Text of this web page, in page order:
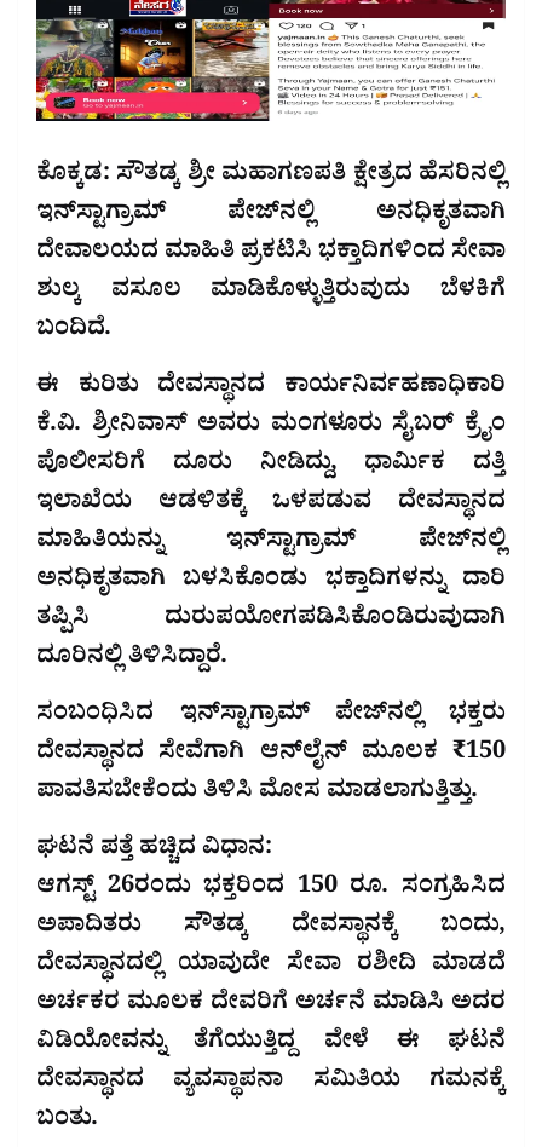
ಕೊಕ್ಕಡ: ಸೌತಡ್ಕ ಶ್ರೀ ಮಹಾಗಣಪತಿ ಕ್ಷೇತ್ರದ ಹೆಸರಿನಲ್ಲಿ
ಇನ್‌ಸ್ಟಾಗ್ರಾಮ್ ಪೇಜ್‌ನಲ್ಲಿ ಅನಧಿಕೃತವಾಗಿ
ದೇವಾಲಯದ ಮಾಹಿತಿ ಪ್ರಕಟಿಸಿ ಭಕ್ತಾದಿಗಳಿಂದ ಸೇವಾ
ಶುಲ್ಕ ವಸೂಲ ಮಾಡಿಕೊಳ್ಳುತ್ತಿರುವುದು ಬೆಳಕಿಗೆ
ಬಂದಿದೆ.
ಈ ಕುರಿತು ದೇವಸ್ಥಾನದ ಕಾರ್ಯನಿರ್ವಹಣಾಧಿಕಾರಿ
ಕೆ.ವಿ. ಶ್ರೀನಿವಾಸ್ ಅವರು ಮಂಗಳೂರು ಸೈಬರ್ ಕ್ರೈಂ
ಪೊಲೀಸರಿಗೆ ದೂರು ನೀಡಿದ್ದು, ಧಾರ್ಮಿಕ ದತ್ತಿ
ಇಲಾಖೆಯ ಆಡಳಿತಕ್ಕೆ ಒಳಪಡುವ ದೇವಸ್ಥಾನದ
ಮಾಹಿತಿಯನ್ನು ಇನ್‌ಸ್ಟಾಗ್ರಾಮ್ ಪೇಜ್‌ನಲ್ಲಿ
ಅನಧಿಕೃತವಾಗಿ ಬಳಸಿಕೊಂಡು ಭಕ್ತಾದಿಗಳನ್ನು ದಾರಿ
ತಪ್ಪಿಸಿ ದುರುಪಯೋಗಪಡಿಸಿಕೊಂಡಿರುವುದಾಗಿ
ದೂರಿನಲ್ಲಿ ತಿಳಿಸಿದ್ದಾರೆ.
ಸಂಬಂಧಿಸಿದ ಇನ್‌ಸ್ಟಾಗ್ರಾಮ್ ಪೇಜ್‌ನಲ್ಲಿ ಭಕ್ತರು
ದೇವಸ್ಥಾನದ ಸೇವೆಗಾಗಿ ಆನ್‌ಲೈನ್ ಮೂಲಕ ₹150
ಪಾವತಿಸಬೇಕೆಂದು ತಿಳಿಸಿ ಮೋಸ ಮಾಡಲಾಗುತ್ತಿತ್ತು.
ಘಟನೆ ಪತ್ತೆ ಹಚ್ಚಿದ ವಿಧಾನ:
ಆಗಸ್ಟ್ 26ರಂದು ಭಕ್ತರಿಂದ 150 ರೂ. ಸಂಗ್ರಹಿಸಿದ
ಅಪಾದಿತರು ಸೌತಡ್ಕ ದೇವಸ್ಥಾನಕ್ಕೆ ಬಂದು,
ದೇವಸ್ಥಾನದಲ್ಲಿ ಯಾವುದೇ ಸೇವಾ ರಶೀದಿ ಮಾಡದೆ
ಅರ್ಚಕರ ಮೂಲಕ ದೇವರಿಗೆ ಅರ್ಚನೆ ಮಾಡಿಸಿ ಅದರ
ವಿಡಿಯೋವನ್ನು ತೆಗೆಯುತ್ತಿದ್ದ ವೇಳೆ ಈ ಘಟನೆ
ದೇವಸ್ಥಾನದ ವ್ಯವಸ್ಥಾಪನಾ ಸಮಿತಿಯ ಗಮನಕ್ಕೆ
ಬಂತು.